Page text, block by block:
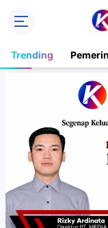
Trending